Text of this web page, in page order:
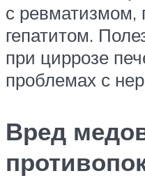
с
гепатитом.
при циррозе
проблемах с
Вред